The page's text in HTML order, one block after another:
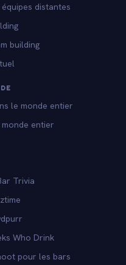
distantes
building
le monde entier
entier
Trivia
Who Drink
pour les bars